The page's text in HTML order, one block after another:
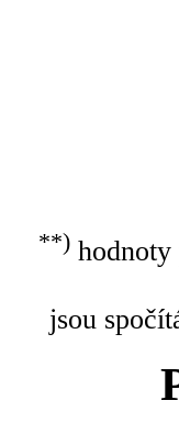
**)hodnoty
jsou